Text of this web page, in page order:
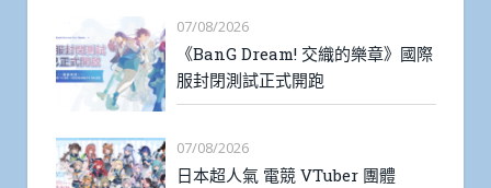
07/08/2026
《BanG Dream! 交織的樂章》國際
服封閉測試正式開跑
07/08/2026
日本超人氣 電競 VTuber 團體